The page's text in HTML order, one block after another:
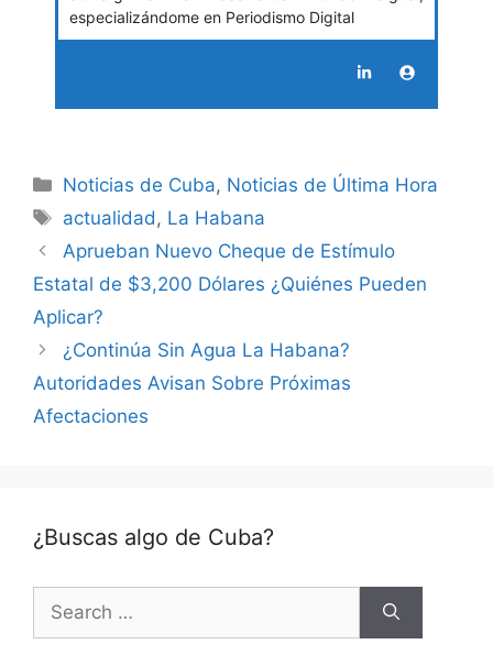
especializándome en Periodismo Digital
Categories
Noticias de Cuba, Noticias de Última Hora
Tags
actualidad , La Habana
Aprueban Nuevo Cheque de Estímulo
Estatal de $3,200 Dólares ¿Quiénes Pueden
Aplicar?
¿Continúa Sin Agua La Habana?
Autoridades Avisan Sobre Próximas
Afectaciones
¿Buscas algo de Cuba?
for: